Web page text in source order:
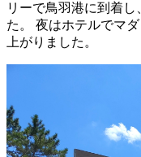
リーで鳥羽港に到着
た。 夜はホテルでマ
上がりました。